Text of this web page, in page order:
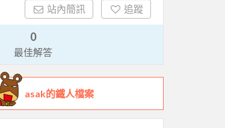
站內簡訊 追蹤
0
最佳解答
asak的鐵人檔案